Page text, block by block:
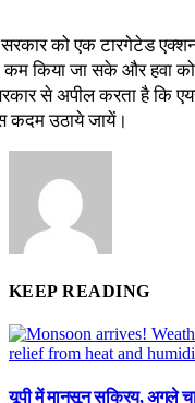
को एक टारगेटेड
कम किया जा सके और हवा
से अपील करता है कि
कदम उठाये जायें।
KEEP READING
यूपी में मानसून सक्रिय, अगले